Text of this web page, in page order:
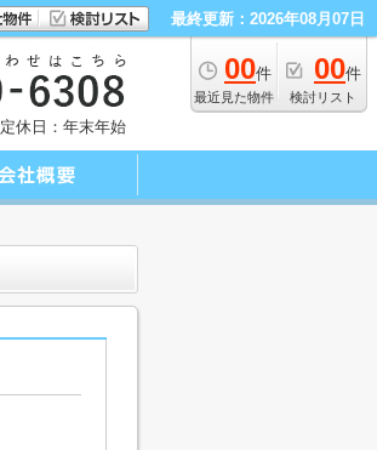
最終更新：2026年08月07日
00件
最近見た物件
00件
検討リスト
定休日：年末年始